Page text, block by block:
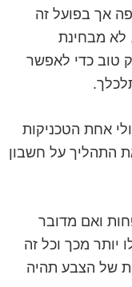
אך בפועל זה
לא מבחינת
טוב כדי לאפשר
אחת הטכניקות
התהליך על חשבון
ואם מדובר
יותר מכך וכל זה
של הצבע תהיה